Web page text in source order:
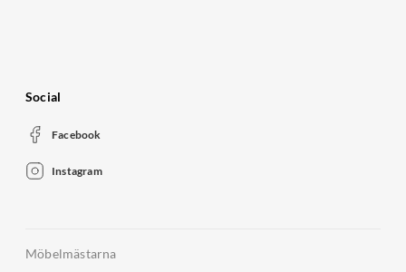
Social
Facebook
Instagram
Möbelmästarna